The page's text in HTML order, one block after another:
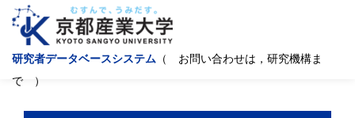
研究者データベースシステム （ お問い合わせは，研究機構ま
で ）